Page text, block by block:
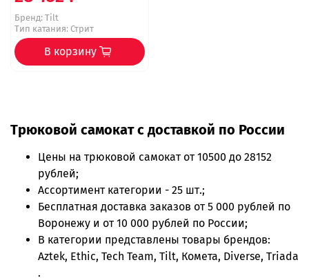
Бренд:Tilt
Тип катания: Стрит
В корзину
Трюковой самокат с доставкой по России
Цены на трюковой самокатот 10500 до 28152
рублей;
Ассортимент категории - 25 шт.;
Бесплатная доставка заказов от 5 000 рублей по
Воронежу и от 10 000 рублей по России;
В категории представлены товары брендов:
Aztek, Ethic, Tech Team, Tilt, Комета, Diverse, Triada
.